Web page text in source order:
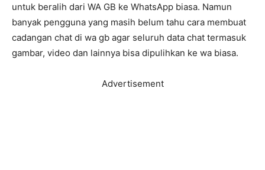
untuk beralih dari WA GB ke WhatsApp biasa. Namun
banyak pengguna yang masih belum tahu cara membuat
cadangan chat di wa gb agar seluruh data chat termasuk
gambar, video dan lainnya bisa dipulihkan ke wa biasa.
Advertisement